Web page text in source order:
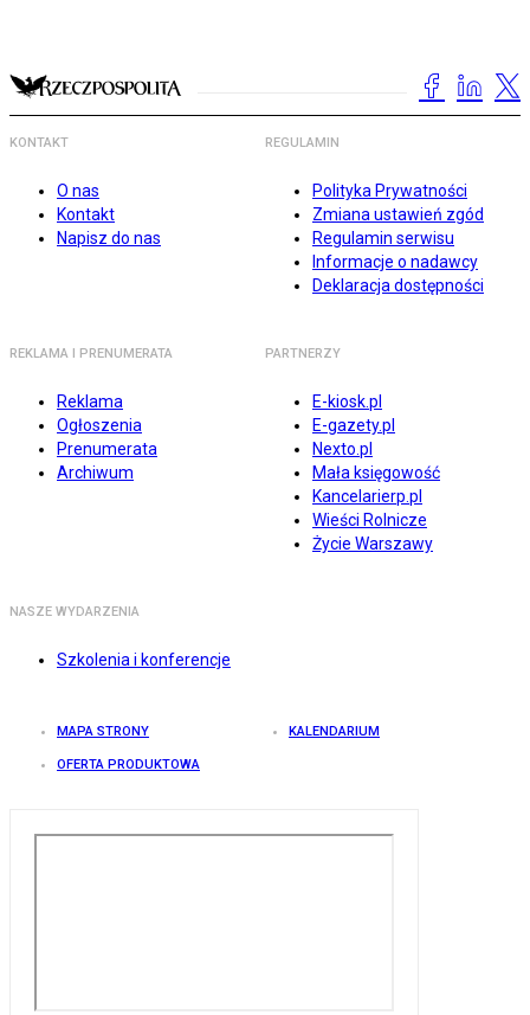
KONTAKT
O nas
Kontakt
Napisz do nas
REGULAMIN
Polityka Prywatności
Zmiana ustawień zgód
Regulamin serwisu
Informacje o nadawcy
Deklaracja dostępności
REKLAMA I PRENUMERATA
Reklama
Ogłoszenia
Prenumerata
Archiwum
PARTNERZY
E-kiosk.pl
E-gazety.pl
Nexto.pl
Mała księgowość
Kancelarierp.pl
Wieści Rolnicze
Życie Warszawy
NASZE WYDARZENIA
Szkolenia i konferencje
MAPA STRONY KALENDARIUM
OFERTA PRODUKTOWA